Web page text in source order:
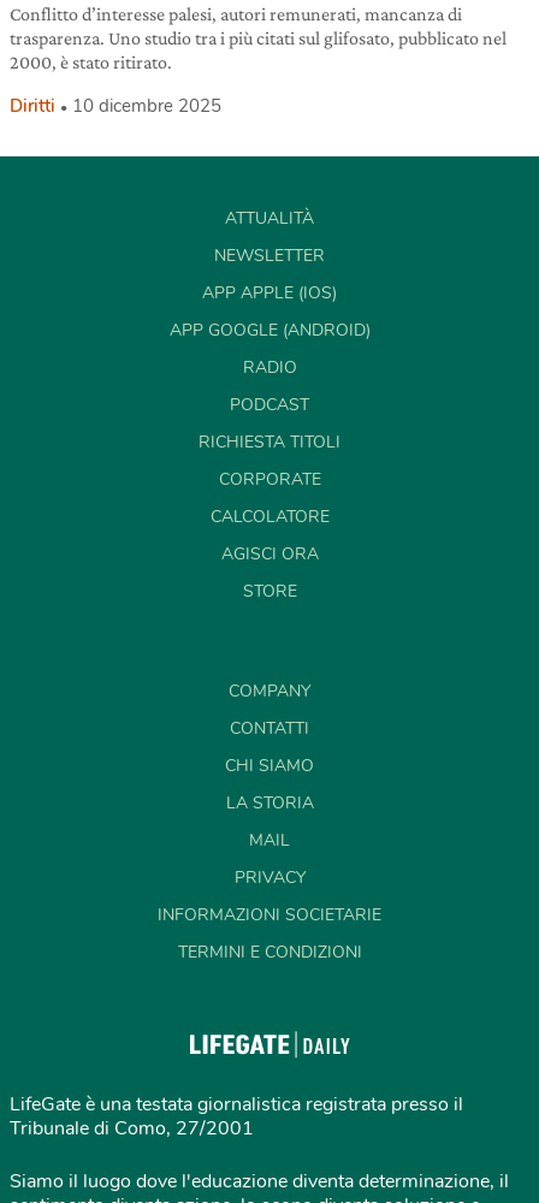
Conflitto d’interesse palesi, autori remunerati, mancanza di
trasparenza. Uno studio tra i più citati sul glifosato, pubblicato nel
2000, è stato ritirato.
Diritti 10 dicembre 2025
ATTUALITÀ
NEWSLETTER
APP APPLE (IOS)
APP GOOGLE (ANDROID)
RADIO
PODCAST
RICHIESTA TITOLI
CORPORATE
CALCOLATORE
AGISCI ORA
STORE
COMPANY
CONTATTI
CHI SIAMO
LA STORIA
MAIL
PRIVACY
INFORMAZIONI SOCIETARIE
TERMINI E CONDIZIONI
LifeGate è una testata giornalistica registrata presso il
Tribunale di Como, 27/2001
Siamo il luogo dove l'educazione diventa determinazione, il